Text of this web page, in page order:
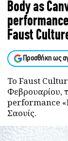
Body as
Faust
Προσθήκη ως
Το Faust
Φεβρουαρίου,
performance
Σαουίς.